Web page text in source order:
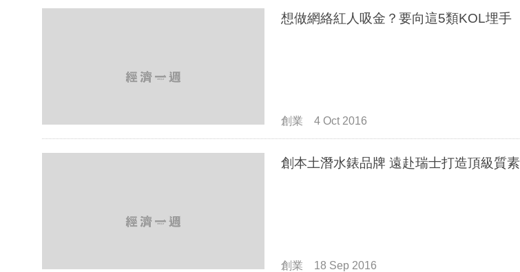
想做網絡紅人吸金？要向這5類KOL埋手
創業 4 Oct 2016
創本土潛水錶品牌 遠赴瑞士打造頂級質素
創業 18 Sep 2016